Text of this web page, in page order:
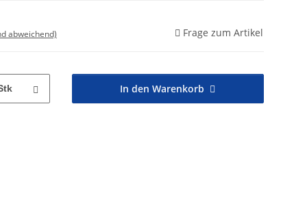
abweichend) Frage zum Artikel
In den Warenkorb